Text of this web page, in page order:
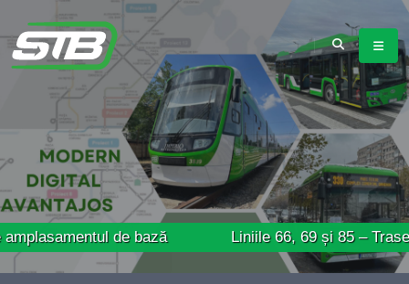
de bază Liniile 66, 69 și 85 – Trasee